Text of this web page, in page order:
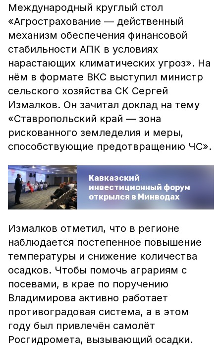
Международный круглый стол
«Агрострахование — действенный
механизм обеспечения финансовой
стабильности АПК в условиях
нарастающих климатических угроз». На
нём в формате ВКС выступил министр
сельского хозяйства СК Сергей
Измалков. Он зачитал доклад на тему
«Ставропольский край — зона
рискованного земледелия и меры,
способствующие предотвращению ЧС».
Кавказский
инвестиционный форум
открылся в Минводах
Измалков отметил, что в регионе
наблюдается постепенное повышение
температуры и снижение количества
осадков. Чтобы помочь аграриям с
посевами, в крае по поручению
Владимирова активно работает
противоградовая система, а в этом
году был привлечён самолёт
Росгидромета, вызывающий осадки.